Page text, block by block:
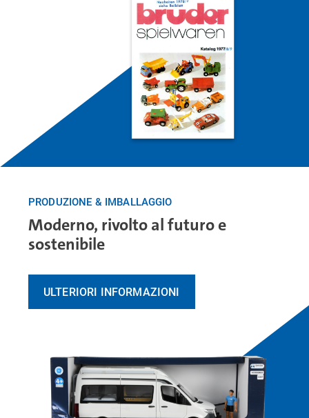
PRODUZIONE & IMBALLAGGIO
Moderno, rivolto al futuro e
sostenibile
ULTERIORI INFORMAZIONI